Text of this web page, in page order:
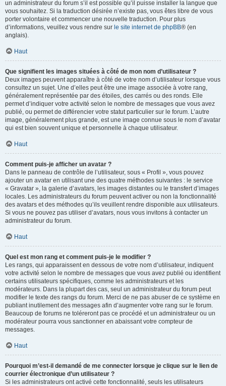
un administrateur du forum s’il est possible qu’il puisse installer la langue que
vous souhaitez. Si la traduction désirée n’existe pas, vous êtes libre de vous
porter volontaire et commencer une nouvelle traduction. Pour plus
d’informations, veuillez vous rendre sur le site internet de phpBB® (en
anglais).
Haut
Que signifient les images situées à côté de mon nom d’utilisateur ?
Deux images peuvent apparaître à côté de votre nom d’utilisateur lorsque vous
consultez un sujet. Une d’elles peut être une image associée à votre rang,
généralement représentée par des étoiles, des carrés ou des ronds. Elle
permet d’indiquer votre activité selon le nombre de messages que vous avez
publié, ou permet de différencier votre statut particulier sur le forum. L’autre
image, généralement plus grande, est une image connue sous le nom d’avatar
qui est bien souvent unique et personnelle à chaque utilisateur.
Haut
Comment puis-je afficher un avatar ?
Dans le panneau de contrôle de l’utilisateur, sous « Profil », vous pouvez
ajouter un avatar en utilisant une des quatre méthodes suivantes : le service
« Gravatar », la galerie d’avatars, les images distantes ou le transfert d’images
locales. Les administrateurs du forum peuvent activer ou non la fonctionnalité
des avatars et des méthodes qu’ils veuillent rendre disponible aux utilisateurs.
Si vous ne pouvez pas utiliser d’avatars, nous vous invitons à contacter un
administrateur du forum.
Haut
Quel est mon rang et comment puis-je le modifier ?
Les rangs, qui apparaissent en dessous de votre nom d’utilisateur, indiquent
votre activité selon le nombre de messages que vous avez publié ou identifient
certains utilisateurs spécifiques, comme les administrateurs et les
modérateurs. Dans la plupart des cas, seul un administrateur du forum peut
modifier le texte des rangs du forum. Merci de ne pas abuser de ce système en
publiant inutilement des messages afin d’augmenter votre rang sur le forum.
Beaucoup de forums ne toléreront pas ce procédé et un administrateur ou un
modérateur pourra vous sanctionner en abaissant votre compteur de
messages.
Haut
Pourquoi m’est-il demandé de me connecter lorsque je clique sur le lien de
courrier électronique d’un utilisateur ?
Si les administrateurs ont activé cette fonctionnalité, seuls les utilisateurs